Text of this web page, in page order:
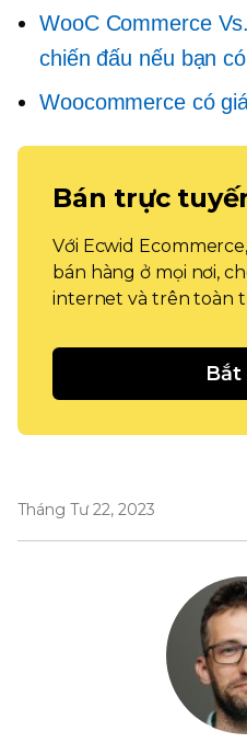
WooC Commerce
chiến đấu nếu bạn
Woocommerce có
Bán trực
Với Ecwid
bán hàng ở mọi nơi,
internet và trên toàn
Bắt
Tháng Tư 22, 2023